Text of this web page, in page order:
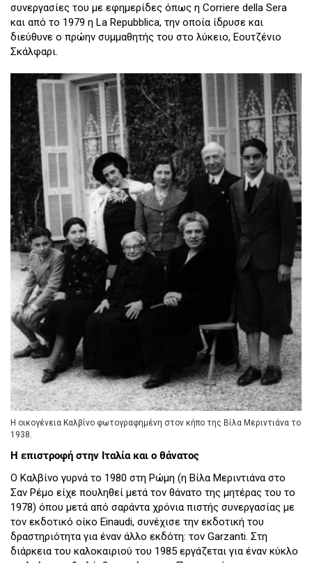
συνεργασίες του με εφημερίδες όπως η Corriere della Sera
και από το 1979 η La Repubblica, την οποία ίδρυσε και
διεύθυνε ο πρώην συμμαθητής του στο λύκειο, Εουτζένιο
Σκάλφαρι.
Η οικογένεια Καλβίνο φωτογραφημένη στον κήπο της Βίλα Μεριντιάνα το
1938.
Η επιστροφή στην Ιταλία και ο θάνατος
Ο Καλβίνο γυρνά το 1980 στη Ρώμη (η Βίλα Μεριντιάνα στο
Σαν Ρέμο είχε πουληθεί μετά τον θάνατο της μητέρας του το
1978) όπου μετά από σαράντα χρόνια πιστής συνεργασίας με
τον εκδοτικό οίκο Einaudi, συνέχισε την εκδοτική του
δραστηριότητα για έναν άλλο εκδότη: τον Garzanti. Στη
διάρκεια του καλοκαιριού του 1985 εργάζεται για έναν κύκλο